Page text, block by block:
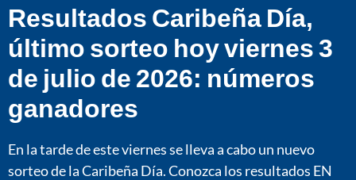
Resultados Caribeña Día,
último sorteo hoy viernes 3
de julio de 2026: números
ganadores
En la tarde de este viernes se lleva a cabo un nuevo
sorteo de la Caribeña Día. Conozca los resultados EN